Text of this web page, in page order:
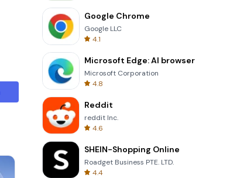
Google Chrome
Google LLC
4.1
Microsoft Edge: AI browser
Microsoft Corporation
4.8
Reddit
reddit Inc.
4.6
SHEIN-Shopping Online
Roadget Business PTE. LTD.
4.4